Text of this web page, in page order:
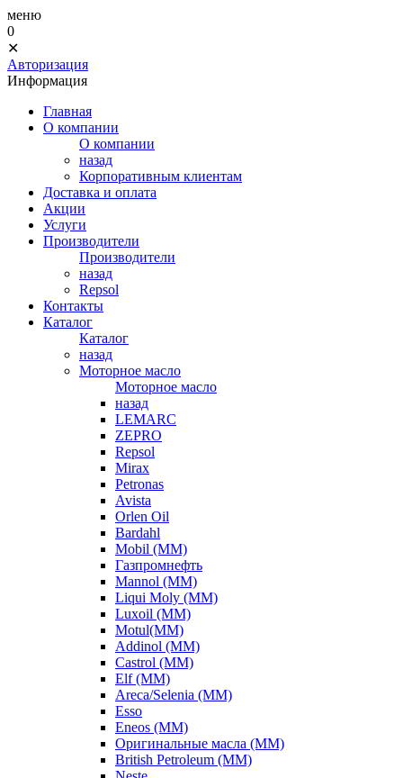
меню
0
✕
Авторизация
Информация
Главная
О компании
О компании
назад
Корпоративным клиентам
Доставка и оплата
Акции
Услуги
Производители
Производители
назад
Repsol
Контакты
Каталог
Каталог
назад
Моторное масло
Моторное масло
назад
LEMARC
ZEPRO
Repsol
Mirax
Petronas
Avista
Orlen Oil
Bardahl
Mobil (ММ)
Газпромнефть
Mannol (ММ)
Liqui Moly (ММ)
Luxoil (ММ)
Motul(ММ)
Addinol (ММ)
Castrol (ММ)
Elf (ММ)
Areca/Selenia (ММ)
Esso
Eneos (ММ)
Оригинальные масла (ММ)
British Petroleum (ММ)